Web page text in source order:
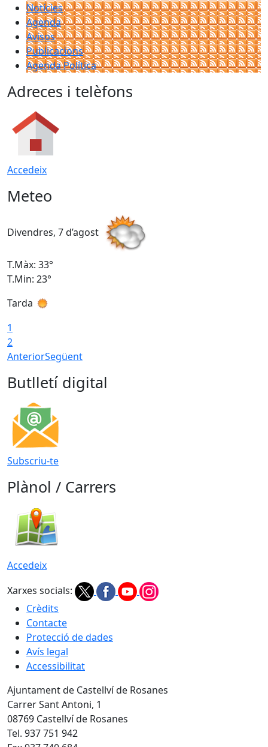
Notícies
Agenda
Avisos
Publicacions
Agenda Política
Adreces i telèfons
Accedeix
Meteo
Divendres, 7 d’agost
T.Màx: 33°
T.Min: 23°
Tarda
1
2
AnteriorSegüent
Butlletí digital
Subscriu-te
Plànol / Carrers
Accedeix
Xarxes socials:
Crèdits
Contacte
Protecció de dades
Avís legal
Accessibilitat
Ajuntament de Castellví de Rosanes
Carrer Sant Antoni, 1
08769 Castellví de Rosanes
Tel. 937 751 942